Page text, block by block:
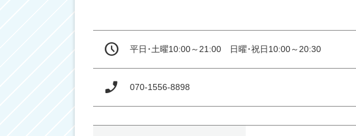
平日･土曜10:00～21:00　日曜･祝日10:00～20:30
070-1556-8898